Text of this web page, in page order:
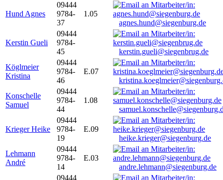
Hund Agnes
09444
9784-
37
1.05
agnes.hund@siegenburg.de
Kerstin Gueli
09444
9784-
45
kerstin.gueli@siegenbrug.de
Köglmeier
Kristina
09444
9784-
46
E.07
Konschelle
Samuel
09444
9784-
44
1.08
Krieger Heike
09444
9784-
19
E.09
heike.krieger@siegenburg.de
Lehmann
André
09444
9784-
14
E.03
andre.lehmann@siegenburg.de
09444